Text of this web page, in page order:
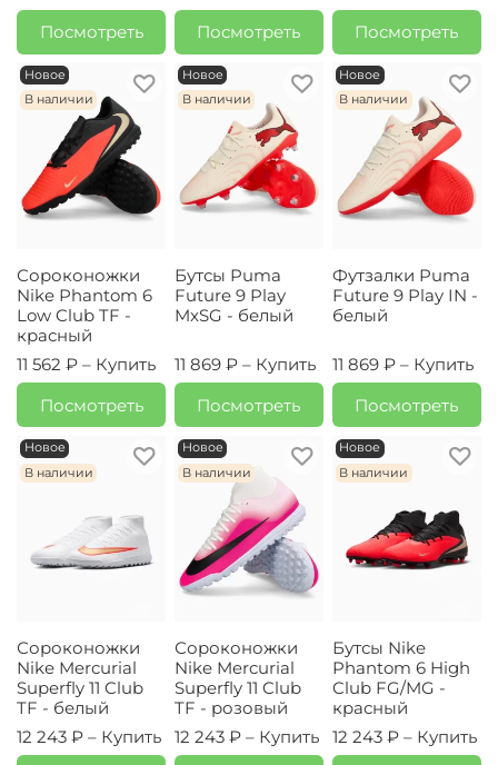
Посмотреть
Посмотреть
Посмотреть
Новое
В наличии
Сороконожки
Nike Phantom 6
Low Club TF -
красный
11 562 ₽ – Купить
Посмотреть
Новое
В наличии
Бутсы Puma
Future 9 Play
MxSG - белый
11 869 ₽ – Купить
Посмотреть
Новое
В наличии
Футзалки Puma
Future 9 Play IN -
белый
11 869 ₽ – Купить
Посмотреть
Новое
В наличии
Сороконожки
Nike Mercurial
Superfly 11 Club
TF - белый
12 243 ₽ – Купить
Новое
В наличии
Сороконожки
Nike Mercurial
Superfly 11 Club
TF - розовый
12 243 ₽ – Купить
Новое
В наличии
Бутсы Nike
Phantom 6 High
Club FG/MG -
красный
12 243 ₽ – Купить